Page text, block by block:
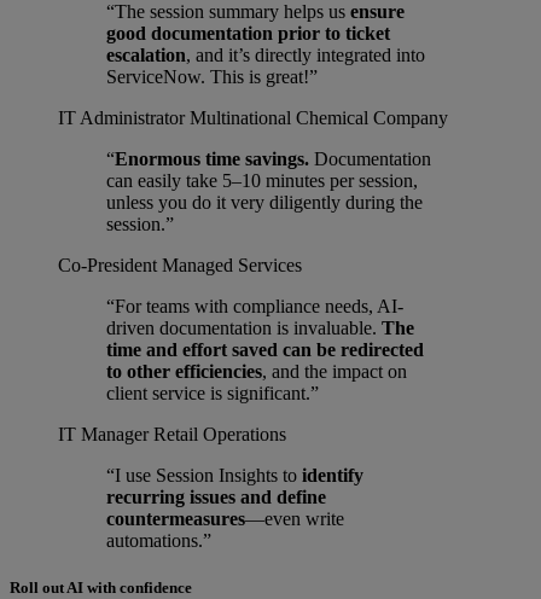
“The session summary helps us ensure
good documentation prior to ticket
escalation, and it’s directly integrated into
ServiceNow. This is great!”
IT Administrator Multinational Chemical Company
“Enormous time savings. Documentation
can easily take 5–10 minutes per session,
unless you do it very diligently during the
session.”
Co-President Managed Services
“For teams with compliance needs, AI-
driven documentation is invaluable. The
time and effort saved can be redirected
to other efficiencies, and the impact on
client service is significant.”
IT Manager Retail Operations
“I use Session Insights to identify
recurring issues and define
countermeasures—even write
automations.”
Roll out AI with confidence